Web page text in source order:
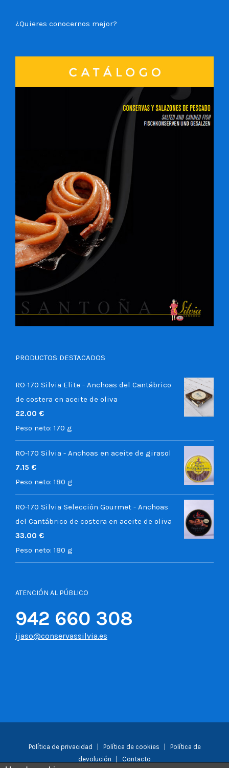
¿Quieres conocernos mejor?
PRODUCTOS DESTACADOS
RO-170 Silvia Elite - Anchoas del Cantábrico
de costera en aceite de oliva
22.00 €
Peso neto: 170 g
RO-170 Silvia - Anchoas en aceite de girasol
7.15 €
Peso neto: 180 g
RO-170 Silvia Selección Gourmet - Anchoas
del Cantábrico de costera en aceite de oliva
33.00 €
Peso neto: 180 g
ATENCIÓN AL PÚBLICO
942 660 308
ijaso@conservassilvia.es
Política de privacidad Política de cookies
Política de
devolución
Contacto